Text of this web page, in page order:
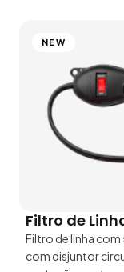
NEW
Filtro de
Filtro de linha
com disjuntor